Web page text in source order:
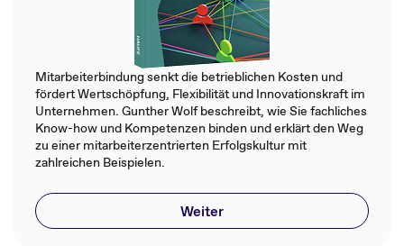
Mitarbeiterbindung senkt die betrieblichen Kosten und
fördert Wertschöpfung, Flexibilität und Innovationskraft im
Unternehmen. Gunther Wolf beschreibt, wie Sie fachliches
Know-how und Kompetenzen binden und erklärt den Weg
zu einer mitarbeiterzentrierten Erfolgskultur mit
zahlreichen Beispielen.
Weiter